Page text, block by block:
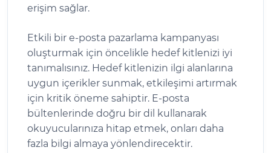
erişim sağlar.
Etkili bir e-posta pazarlama kampanyası
oluşturmak için öncelikle hedef kitlenizi iyi
tanımalısınız. Hedef kitlenizin ilgi alanlarına
uygun içerikler sunmak, etkileşimi artırmak
için kritik öneme sahiptir. E-posta
bültenlerinde doğru bir dil kullanarak
okuyucularınıza hitap etmek, onları daha
fazla bilgi almaya yönlendirecektir.